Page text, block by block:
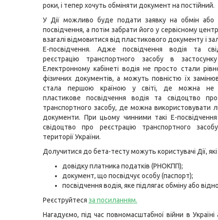
роки, і тепер хочуть обміняти документ на постійний.
У Дії можливо буде подати заявку на обмін або
посвідчення, а потім забрати його у сервісному
взагалі відмовитися від пластикового документу і
Е-посвідчення. Адже посвідчення водія та
реєстрацію транспортного засобу в
Електронному кабінеті водія не просто стали
фізичних документів, а можуть повністю їх
стала першою країною у світі, де можна не
пластикове посвідчення водія та свідоцтво
транспортного засобу, де можна використовувати
документи. При цьому чинними такі Е-
свідоцтво про реєстрацію транспортного
території України.
Долучитися до бета-тесту можуть користувачі Дії,
довідку платника податків (РНОКПП);
документ, що посвідчує особу (паспорт);
посвідчення водія, яке підлягає обміну або
Реєструйтеся за посиланням.
Нагадуємо, під час повномасштабної війни в